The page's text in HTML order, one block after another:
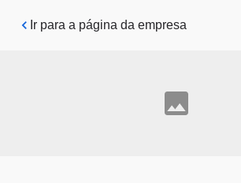
Pular para o conteúdo principal
Ir para a página da empresa